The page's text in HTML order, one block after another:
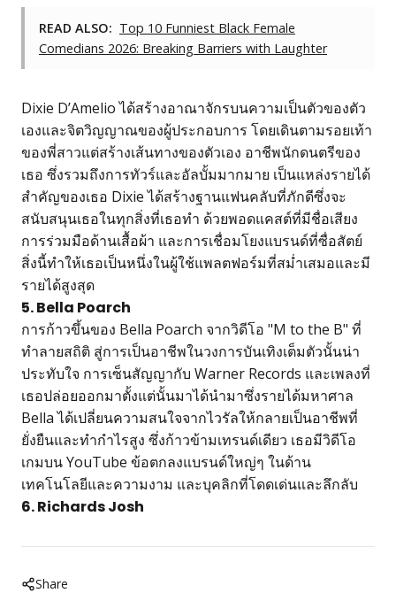
READ ALSO: Top 10 Funniest Black Female
Comedians 2026: Breaking Barriers with Laughter
Dixie D’Amelio ได้สร้างอาณาจักรบนความเป็นตัวของตัว
เองและจิตวิญญาณของผู้ประกอบการ โดยเดินตามรอยเท้า
ของพี่สาวแต่สร้างเส้นทางของตัวเอง อาชีพนักดนตรีของ
เธอ ซึ่งรวมถึงการทัวร์และอัลบั้มมากมาย เป็นแหล่งรายได้
สำคัญของเธอ Dixie ได้สร้างฐานแฟนคลับที่ภักดีซึ่งจะ
สนับสนุนเธอในทุกสิ่งที่เธอทำ ด้วยพอดแคสต์ที่มีชื่อเสียง
การร่วมมือด้านเสื้อผ้า และการเชื่อมโยงแบรนด์ที่ซื่อสัตย์
สิ่งนี้ทำให้เธอเป็นหนึ่งในผู้ใช้แพลตฟอร์มที่สม่ำเสมอและมี
รายได้สูงสุด
5. Bella Poarch
การก้าวขึ้นของ Bella Poarch จากวิดีโอ "M to the B" ที่
ทำลายสถิติ สู่การเป็นอาชีพในวงการบันเทิงเต็มตัวนั้นน่า
ประทับใจ การเซ็นสัญญากับ Warner Records และเพลงที่
เธอปล่อยออกมาตั้งแต่นั้นมาได้นำมาซึ่งรายได้มหาศาล
Bella ได้เปลี่ยนความสนใจจากไวรัลให้กลายเป็นอาชีพที่
ยั่งยืนและทำกำไรสูง ซึ่งก้าวข้ามเทรนด์เดียว เธอมีวิดีโอ
เกมบน YouTube ข้อตกลงแบรนด์ใหญ่ๆ ในด้าน
เทคโนโลยีและความงาม และบุคลิกที่โดดเด่นและลึกลับ
6. Richards Josh
Share